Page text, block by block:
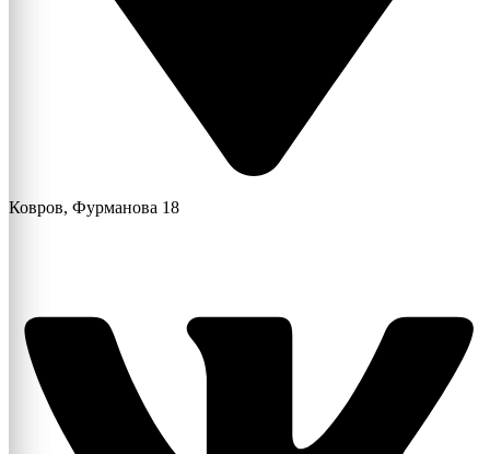
Ковров, Фурманова 18